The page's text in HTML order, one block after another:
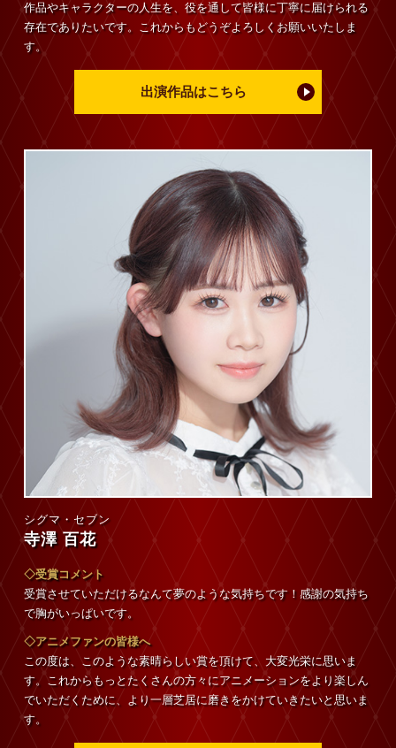
作品やキャラクターの人生を、役を通して皆様に丁寧に届けられる
存在でありたいです。これからもどうぞよろしくお願いいたしま
す。
出演作品はこちら
シグマ・セブン
寺澤 百花
◇受賞コメント
受賞させていただけるなんて夢のような気持ちです！感謝の気持ち
で胸がいっぱいです。
◇アニメファンの皆様へ
この度は、このような素晴らしい賞を頂けて、大変光栄に思いま
す。これからもっとたくさんの方々にアニメーションをより楽しん
でいただくために、より一層芝居に磨きをかけていきたいと思いま
す。